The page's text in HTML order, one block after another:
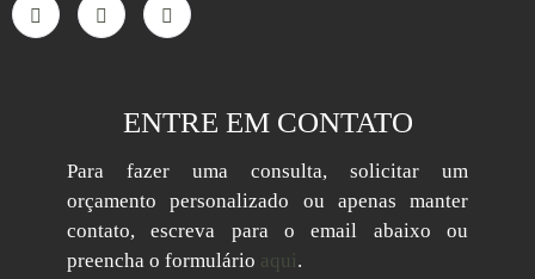
ENTRE EM CONTATO
Para fazer uma consulta, solicitar um
orçamento personalizado ou apenas manter
contato, escreva para o email abaixo ou
preencha o formulário aqui.